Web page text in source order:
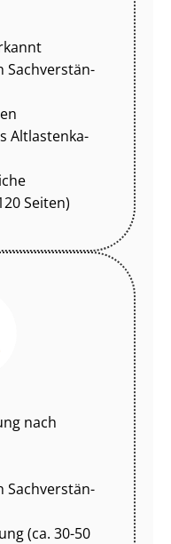
Sach­ver­stän­
Alt­las­ten­ka­
Seiten)
nach
Sach­ver­stän­
(ca. 30-50